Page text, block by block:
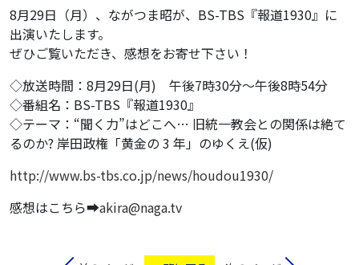
8月29日（月）、ながつま昭が、BS-TBS『報道1930』に
出演いたします。
ぜひご覧いただき、感想をお寄せ下さい！
◇放送時間：8月29日(月) 午後7時30分～午後8時54分
◇番組名：BS-TBS『報道1930』
◇テーマ：“聞く力”はどこへ… 旧統一教会との関係は絶て
るのか? 岸田政権「黄金の 3 年」のゆくえ(仮)
http://www.bs-tbs.co.jp/news/houdou1930/
感想はこちら➡️akira@naga.tv